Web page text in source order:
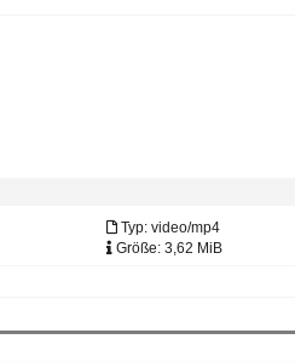
Typ: video/mp4
Größe: 3,62 MiB